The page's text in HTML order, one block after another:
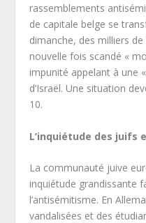
rassemblements
de capitale belge se
dimanche, des milliers
nouvelle fois scandé «
impunité appelant à une
d’Israël. Une situation
10.
L’inquiétude des juifs
La communauté juive
inquiétude grandissante
l’antisémitisme. En
vandalisées et des